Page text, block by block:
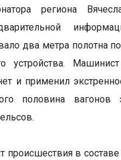
региона
два метра полотна
устройства.
и применил
половина вагонов
происшествия в составе